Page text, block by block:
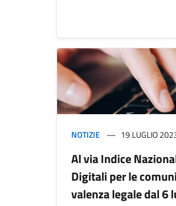
NOTIZIE 19 LUGLIO
Al via Indice
Digitali per le
valenza legale dal 6